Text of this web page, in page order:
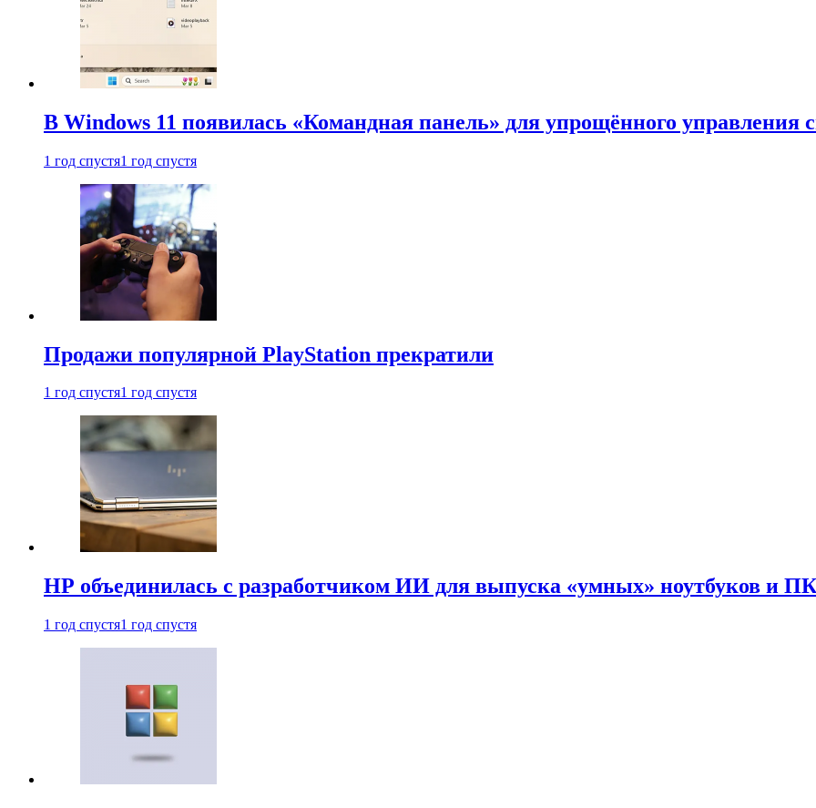
В Windows 11 появилась «Командная панель» для упрощённого управления
1 год спустя1 год спустя
Продажи популярной PlayStation прекратили
1 год спустя1 год спустя
HP объединилась с разработчиком ИИ для выпуска «умных» ноутбуков и ПК
1 год спустя1 год спустя